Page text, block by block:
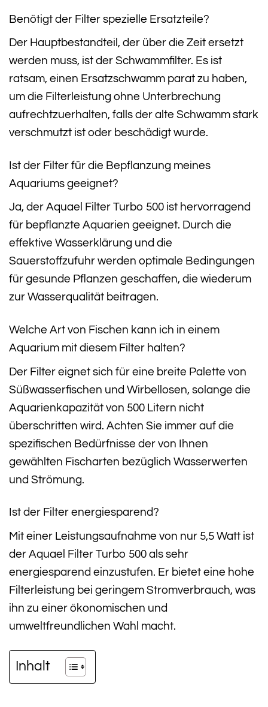
Benötigt der Filter spezielle Ersatzteile?
Der Hauptbestandteil, der über die Zeit ersetzt
werden muss, ist der Schwammfilter. Es ist
ratsam, einen Ersatzschwamm parat zu haben,
um die Filterleistung ohne Unterbrechung
aufrechtzuerhalten, falls der alte Schwamm stark
verschmutzt ist oder beschädigt wurde.
Ist der Filter für die Bepflanzung meines
Aquariums geeignet?
Ja, der Aquael Filter Turbo 500 ist hervorragend
für bepflanzte Aquarien geeignet. Durch die
effektive Wasserklärung und die
Sauerstoffzufuhr werden optimale Bedingungen
für gesunde Pflanzen geschaffen, die wiederum
zur Wasserqualität beitragen.
Welche Art von Fischen kann ich in einem
Aquarium mit diesem Filter halten?
Der Filter eignet sich für eine breite Palette von
Süßwasserfischen und Wirbellosen, solange die
Aquarienkapazität von 500 Litern nicht
überschritten wird. Achten Sie immer auf die
spezifischen Bedürfnisse der von Ihnen
gewählten Fischarten bezüglich Wasserwerten
und Strömung.
Ist der Filter energiesparend?
Mit einer Leistungsaufnahme von nur 5,5 Watt ist
der Aquael Filter Turbo 500 als sehr
energiesparend einzustufen. Er bietet eine hohe
Filterleistung bei geringem Stromverbrauch, was
ihn zu einer ökonomischen und
umweltfreundlichen Wahl macht.
Inhalt